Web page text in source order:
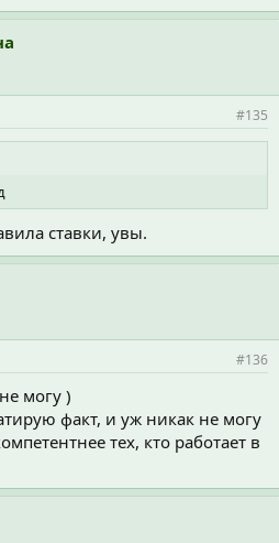
#135
ставки, увы.
#136
могу )
факт, и уж никак не могу
тех, кто работает в